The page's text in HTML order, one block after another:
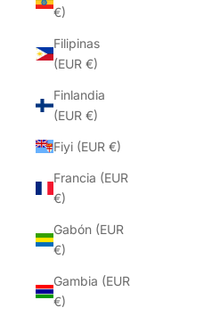
€)
Filipinas
(EUR €)
Finlandia
(EUR €)
Fiyi (EUR €)
Francia (EUR
€)
Gabón (EUR
€)
Gambia (EUR
€)